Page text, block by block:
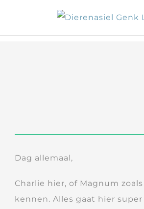
content
Dag allemaal,
Charlie hier, of Magnum
kennen. Alles gaat hier